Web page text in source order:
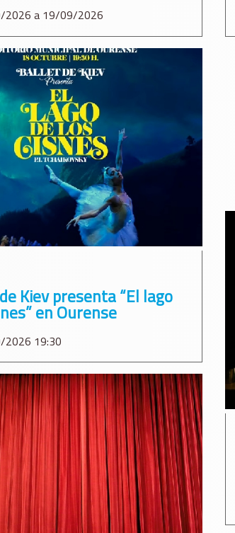
2026 a 19/09/2026
Kiev presenta “El lago
en Ourense
2026 19:30